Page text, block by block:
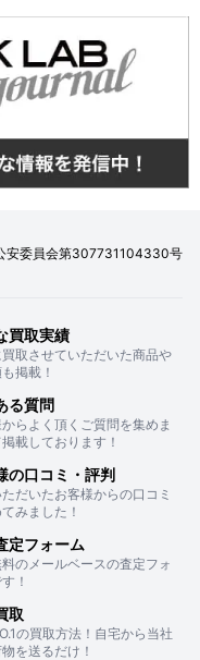
安委員会第307731104330号
買取実績
取させていただいた商品や
掲載！
る質問
らよく頂くご質問を集めま
載しております！
の口コミ・評判
だいたお客様からの口コミ
みました！
定フォーム
のメールベースの査定フォ
！
取
の買取方法！自宅から当社
を送るだけ！